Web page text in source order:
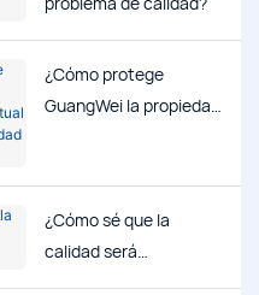
¿Cómo protege
GuangWei la propiedad
¿Cómo sé que la
calidad será
consistente?